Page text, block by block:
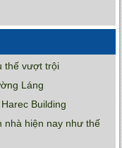
thế vượt trội
Láng
Building
nhà hiện nay như thế